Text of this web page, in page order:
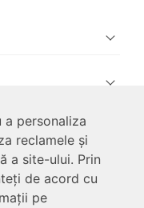
personaliza
reclamele și
a site-ului. Prin
de acord cu
pe